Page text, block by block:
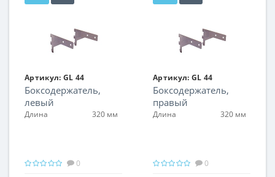
Артикул: GL 44
Боксодержатель,
левый
Длина 320 мм
0
Артикул: GL 44
Боксодержатель,
правый
Длина 320 мм
0